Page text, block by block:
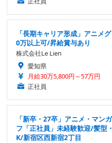
「長期キャリア形成」アニメ
0万以上可/昇給賞与あり
株式会社Le Lien
愛知県
月給30万5,800円～57万円
正社員
「新卒・27卒」アニメ・マン
フ「正社員」未経験歓迎/髪型
K/新宿区西新宿2丁目